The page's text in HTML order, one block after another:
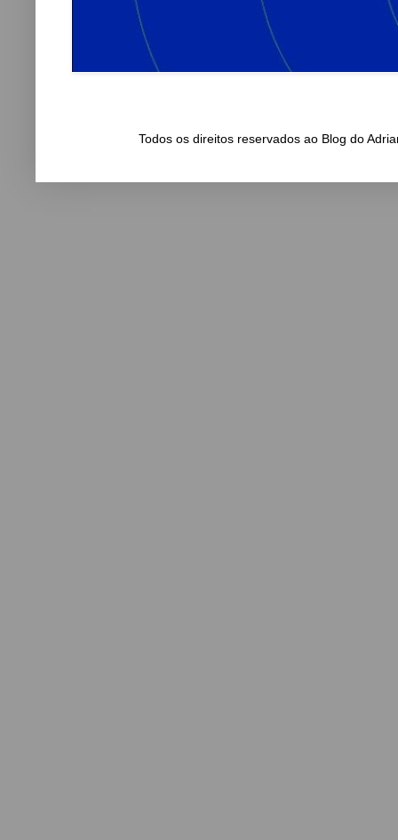
Todos os direitos reservados ao Blog do